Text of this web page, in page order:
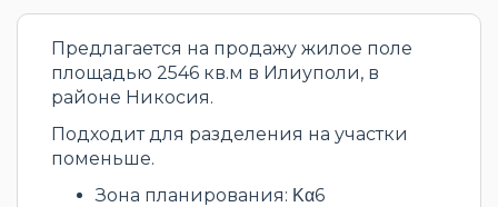
Предлагается на продажу жилое поле
площадью 2546 кв.м в Илиуполи, в
районе Никосия.
Подходит для разделения на участки
поменьше.
Зона планирования: Κα6